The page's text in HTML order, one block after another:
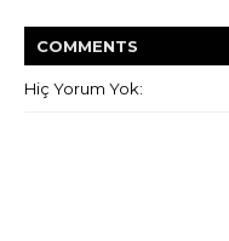
COMMENTS
Hiç Yorum Yok: